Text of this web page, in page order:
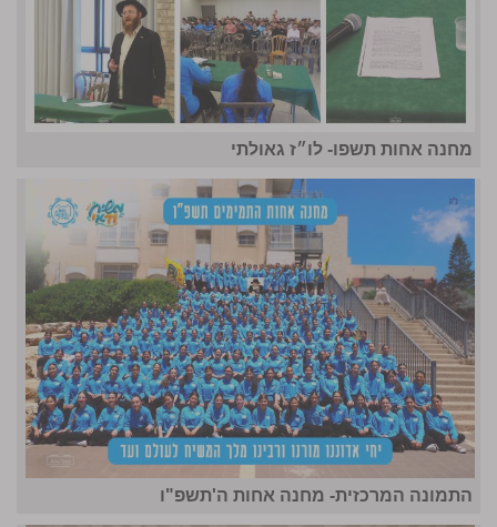
מחנה אחות תשפו- לו״ז גאולתי
התמונה המרכזית- מחנה אחות ה'תשפ"ו